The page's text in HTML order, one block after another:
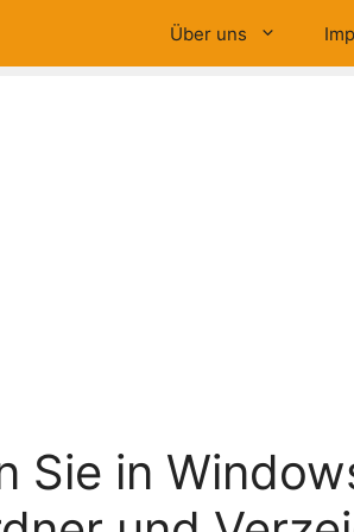
Über uns
Sie in